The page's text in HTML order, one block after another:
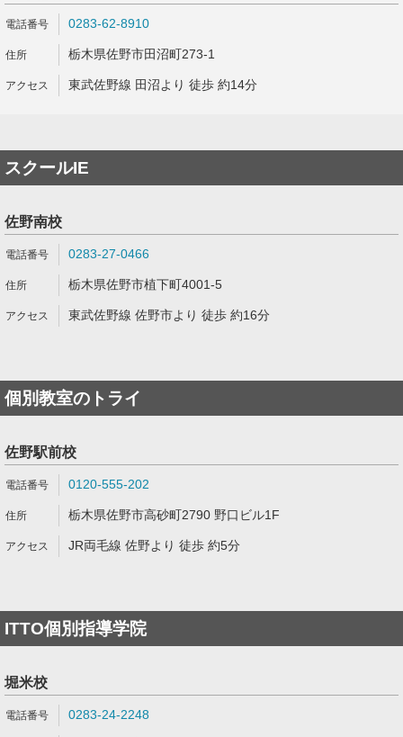
0283-62-8910
栃木県佐野市田沼町273-1
東武佐野線 田沼より 徒歩 約14分
スクールIE
佐野南校
0283-27-0466
栃木県佐野市植下町4001-5
東武佐野線 佐野市より 徒歩 約16分
個別教室のトライ
佐野駅前校
0120-555-202
栃木県佐野市高砂町2790 野口ビル1F
JR両毛線 佐野より 徒歩 約5分
ITTO個別指導学院
堀米校
0283-24-2248